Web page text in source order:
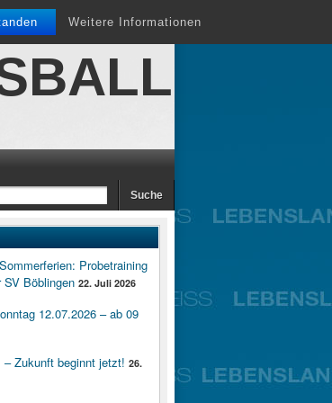
Weitere Informationen
Probetraining
SV Böblingen 22. Juli 2026
12.07.2026 – ab 09
– Zukunft beginnt jetzt! 26.